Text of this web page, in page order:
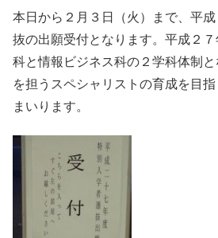
本日から２月３日（火）まで、平
抜の出願受付となります。平成２
科と情報ビジネス科の２学科体制
を担うスペシャリストの育成を目
まいります。